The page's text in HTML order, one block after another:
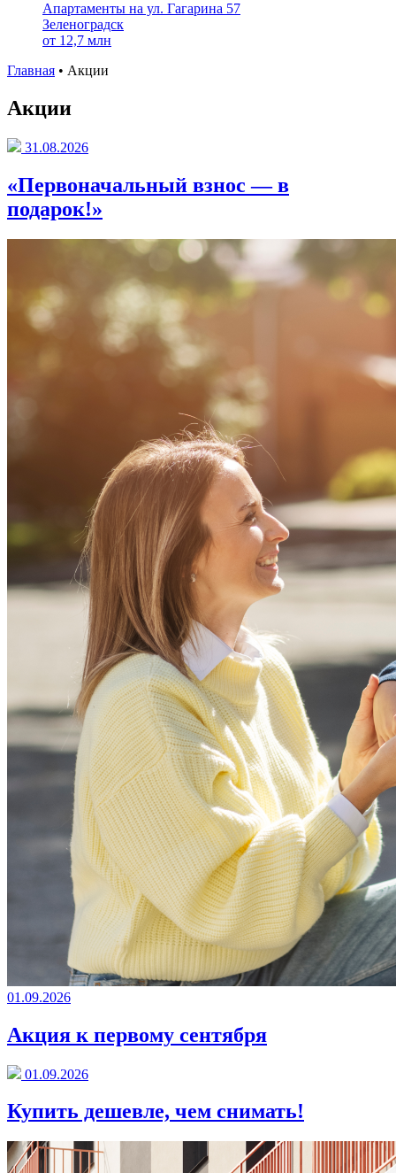
Апартаменты на ул. Гагарина 57
Зеленоградск
от 12,7 млн
Главная • Акции
Акции
31.08.2026
«Первоначальный взнос — в
подарок!»
01.09.2026
Акция к первому сентября
01.09.2026
Купить дешевле, чем снимать!